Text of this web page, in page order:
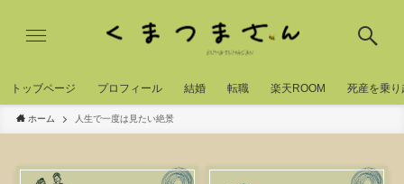
トッブページ プロフィール 結婚 転職 楽天ROOM 死産を乗り
ホーム 人生で一度は見たい絶景